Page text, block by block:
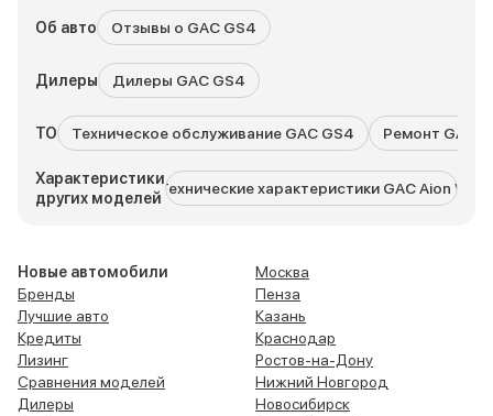
Об авто Отзывы о GAC GS4
Дилеры Дилеры GAC GS4
ТО Техническое обслуживание GAC GS4 Ремонт GAC
Характеристики
других моделей
Технические характеристики GAC Aion V
Новые автомобили
Бренды
Лучшие авто
Кредиты
Лизинг
Сравнения моделей
Дилеры
Москва
Пенза
Казань
Краснодар
Ростов-на-Дону
Нижний Новгород
Новосибирск